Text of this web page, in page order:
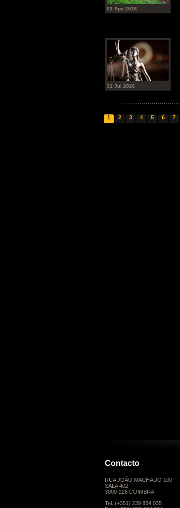
03 Ago 2026
31 Jul 2026
1 2 3 4 5 6 7
Contacto
RUA JOÃO MACHADO 100
SALA 402
3000-226 COIMBRA
Tel. (+351) 239 854 035